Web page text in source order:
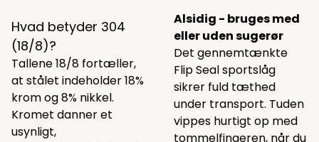
Hvad betyder 304
(18/8)?
Tallene 18/8 fortæller,
at stålet indeholder 18%
krom og 8% nikkel.
Kromet danner et
usynligt,
Alsidig - bruges med
eller uden sugerør
Det gennemtænkte
Flip Seal sportslåg
sikrer fuld tæthed
under transport. Tuden
vippes hurtigt op med
tommelfingeren, når du